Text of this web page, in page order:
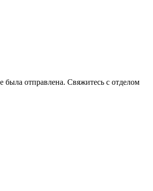
была отправлена. Свяжитесь с отделом